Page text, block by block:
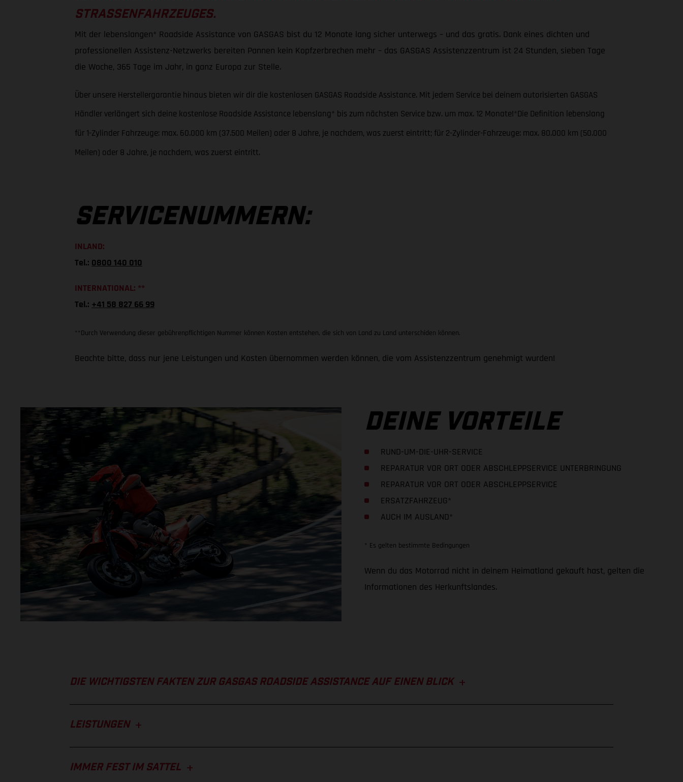
STRASSENFAHRZEUGES.
Mit der lebenslangen* Roadside Assistance von GASGAS bist du 12 Monate lang sicher unterwegs – und das gratis. Dank eines dichten und
professionellen Assistenz-Netzwerks bereiten Pannen kein Kopfzerbrechen mehr – das GASGAS Assistenzzentrum ist 24 Stunden, sieben Tage
die Woche, 365 Tage im Jahr, in ganz Europa zur Stelle.
Über unsere Herstellergarantie hinaus bieten wir dir die kostenlosen GASGAS Roadside Assistance. Mit jedem Service bei deinem autorisierten GASGAS
Händler verlängert sich deine kostenlose Roadside Assistance lebenslang* bis zum nächsten Service bzw. um max. 12 Monate!*Die Definition lebenslang
für 1-Zylinder Fahrzeuge: max. 60.000 km (37.500 Meilen) oder 8 Jahre, je nachdem, was zuerst eintritt; für 2-Zylinder-Fahrzeuge: max. 80.000 km (50.000
Meilen) oder 8 Jahre, je nachdem, was zuerst eintritt.
SERVICENUMMERN:
INLAND:
Tel.: 0800 140 010
INTERNATIONAL: **
Tel.: +41 58 827 66 99
**Durch Verwendung dieser gebührenpflichtigen Nummer können Kosten entstehen, die sich von Land zu Land unterschiden können.
Beachte bitte, dass nur jene Leistungen und Kosten übernommen werden können, die vom Assistenzzentrum genehmigt wurden!
DEINE VORTEILE
RUND-UM-DIE-UHR-SERVICE
REPARATUR VOR ORT ODER ABSCHLEPPSERVICE UNTERBRINGUNG
REPARATUR VOR ORT ODER ABSCHLEPPSERVICE
ERSATZFAHRZEUG*
AUCH IM AUSLAND*
* Es gelten bestimmte Bedingungen
Wenn du das Motorrad nicht in deinem Heimatland gekauft hast, gelten die
Informationen des Herkunftslandes.
DIE WICHTIGSTEN FAKTEN ZUR GASGAS ROADSIDE ASSISTANCE AUF EINEN BLICK
LEISTUNGEN
IMMER FEST IM SATTEL